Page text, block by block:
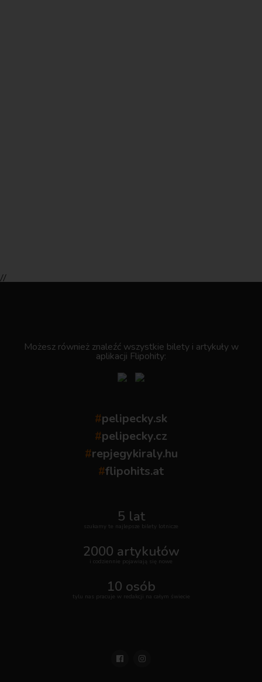
//
Możesz również znaleźć wszystkie bilety i artykuły w
aplikacji Flipohity:
#pelipecky.sk
#pelipecky.cz
#repjegykiraly.hu
#flipohits.at
5 lat
szukamy te najlepsze bilety lotnicze
2000 artykułów
i codziennie pojawiają się nowe
10 osób
tylu nas pracuje w redakcji na całym świecie